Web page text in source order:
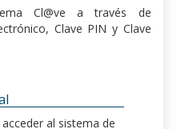
Cl@ve a través de
Clave PIN y Clave
al sistema de